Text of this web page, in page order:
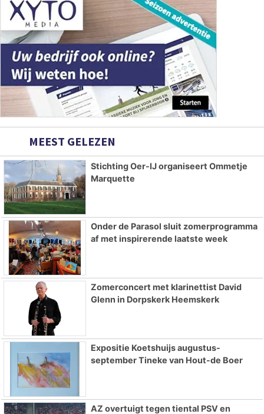
MEEST GELEZEN
Stichting Oer-IJ organiseert Ommetje
Marquette
Onder de Parasol sluit zomerprogramma
af met inspirerende laatste week
Zomerconcert met klarinettist David
Glenn in Dorpskerk Heemskerk
Expositie Koetshuijs augustus-
september Tineke van Hout-de Boer
AZ overtuigt tegen tiental PSV en